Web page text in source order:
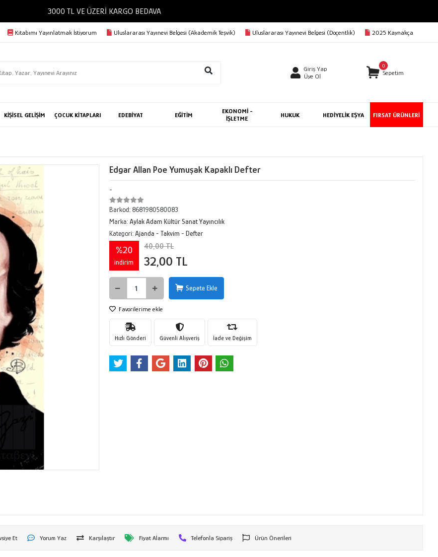
3000 TL VE ÜZERİ KARGO BEDAVA
Kitabımı Yayınlatmak İstiyorum Uluslararası Yayınevi Belgesi (Akademik Teşvik) Uluslararası Yayınevi Belgesi (Doçentlik) 2025 Kaynakça
Giriş Yap
Üye Ol
0
Sepetim
KİŞİSEL GELİŞİM ÇOCUK KİTAPLARI EDEBİYAT EĞİTİM
EKONOMİ -
İŞLETME
HUKUK HEDİYELİK EŞYA FIRSAT ÜRÜNLERİ
Edgar Allan Poe Yumuşak Kapaklı Defter
-
Barkod: 8681980580083
Marka: Aylak Adam Kültür Sanat Yayıncılık
Kategori: Ajanda - Takvim - Defter
%20
indirim
40,00 TL
32,00 TL
Sepete Ekle
Favorilerime ekle
Hızlı Gönderi Güvenli Alışveriş İade ve Değişim
Et Yorum Yaz Karşılaştır Fiyat Alarmı Telefonla Sipariş Ürün Önerileri